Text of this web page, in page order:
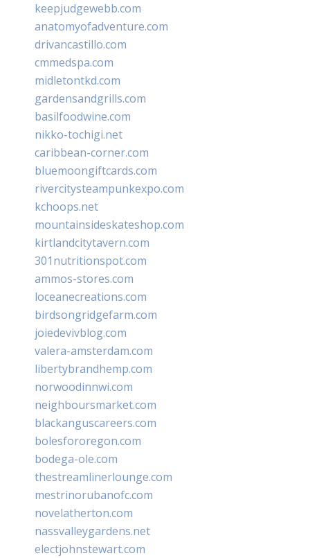
keepjudgewebb.com
anatomyofadventure.com
drivancastillo.com
cmmedspa.com
midletontkd.com
gardensandgrills.com
basilfoodwine.com
nikko-tochigi.net
caribbean-corner.com
bluemoongiftcards.com
rivercitysteampunkexpo.com
kchoops.net
mountainsideskateshop.com
kirtlandcitytavern.com
301nutritionspot.com
ammos-stores.com
loceanecreations.com
birdsongridgefarm.com
joiedevivblog.com
valera-amsterdam.com
libertybrandhemp.com
norwoodinnwi.com
neighboursmarket.com
blackanguscareers.com
bolesfororegon.com
bodega-ole.com
thestreamlinerlounge.com
mestrinorubanofc.com
novelatherton.com
nassvalleygardens.net
electjohnstewart.com